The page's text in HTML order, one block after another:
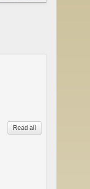
Read all